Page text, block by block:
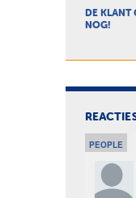
DE KLANT
NOG!
PEOPLE